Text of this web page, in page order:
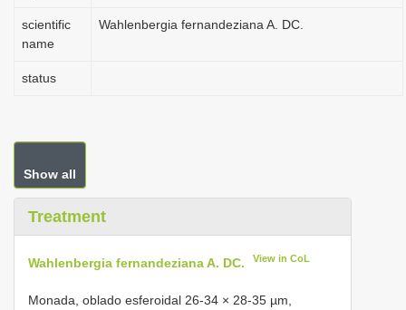
scientific
name
Wahlenbergia fernandeziana A. DC.
status
Show all
Treatment
Wahlenbergia fernandeziana A. DC. View in CoL
Monada, oblado esferoidal 26-34 × 28-35 µm,